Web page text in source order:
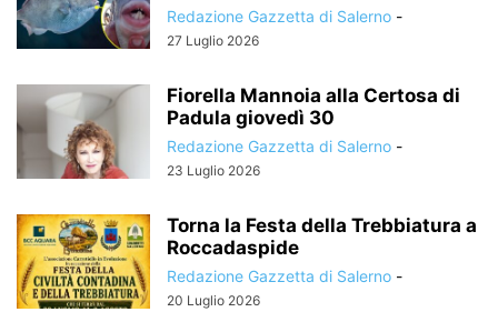
Redazione Gazzetta di Salerno -
27 Luglio 2026
Fiorella Mannoia alla Certosa di
Padula giovedì 30
Redazione Gazzetta di Salerno -
23 Luglio 2026
Torna la Festa della Trebbiatura a
Roccadaspide
Redazione Gazzetta di Salerno -
20 Luglio 2026